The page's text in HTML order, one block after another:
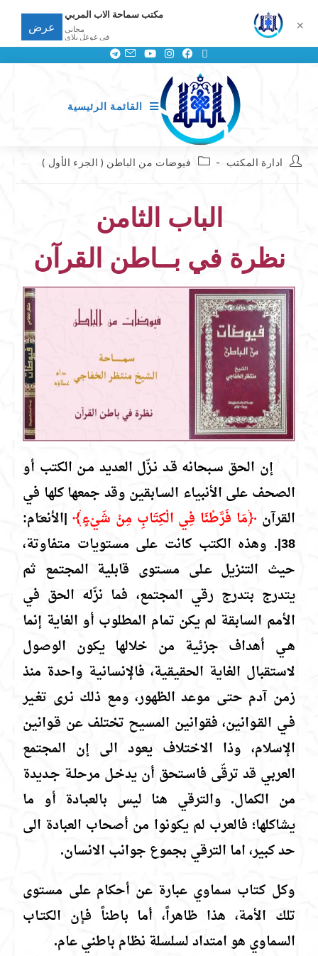
القائمة الرئيسية
ادارة المكتب فيوضات من الباطن ( الجزء الأول )
الباب الثامن
نظرة في بــاطن القرآن
إن الحق سـبحانه قـد نـزّل العديد مـن الكتب أو
الصحف على الأنبياء السـابقين وقد جمعها كلها في
القرآن﴿مَا فَرَّطْنَا فِي الْكِتَابِ مِنْ شَيْءٍ﴾|الأنعـَام:
38|. وهذه الكتب كانت على مستويات متفاوتة،
حيث التنزيل عـلى مسـتوى قابلية المجتمع ثم
يتدرج بتدرج رقي المجتمع، فما نزّله الحق في
الأمم السابقة لم يكن تمام المطلوب أو الغاية إنما
هـي أهداف جزئية من خلالها يكون الوصول
لاستقبال الغاية الحقيقية، فالإنسانية واحدة منذ
زمن آدم حتى موعد الظهور، ومع ذلك نـرى تغـير
فـي القـوانين، فقوانين المسيح تختلف عن قـوانين
الإسلام، وذا الاختلاف يعود الى إن المجتمع
العربي قد ترقّى فاسـتحق أن يدخـل مرحلـة جـديدة
من الكمال. والترقي هنا ليس بالعبـادة أو ما
يشاكلها؛ فالعرب لم يكونوا من أصحاب العبادة الى
حد كبير، اما الترقي بجموع جوانب الانسان.
وكل كتاب سماوي عبارة عن أحكام على مستوى
تلك الأمة، هذا ظاهراً، أما باطناً فـإن الكتـاب
السماوي هو امتداد لسلسلة نظام باطني عام.
✕
مكتب سماحة الاب المربي
مجانى
في غوغل بلاي
عرض